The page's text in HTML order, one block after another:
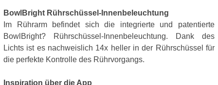
BowlBright Rührschüssel-Innenbeleuchtung
Im Rührarm befindet sich die integrierte und patentierte
BowlBright? Rührschüssel-Innenbeleuchtung. Dank des
Lichts ist es nachweislich 14x heller in der Rührschüssel für
die perfekte Kontrolle des Rührvorgangs.
Inspiration über die App